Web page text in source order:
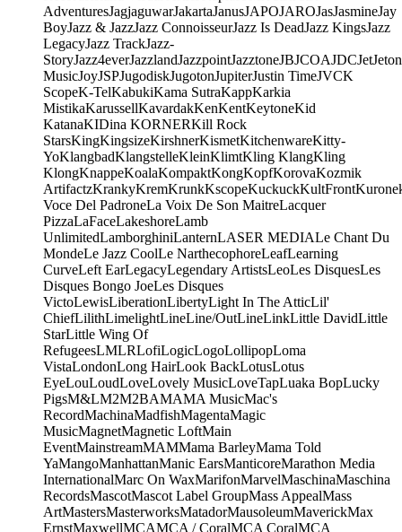
AdventuresJagjaguwarJakartaJanusJAPOJAROJasJasmineJay
BoyJazz & JazzJazz ConnoisseurJazz Is DeadJazz KingsJazz
LegacyJazz TrackJazz-
StoryJazz4everJazzlandJazzpointJazztoneJBJCOAJDCJetJeton
MusicJoyJSPJugodiskJugotonJupiterJustin TimeJVCK
ScopeK-TelKabukiKama SutraKappKarkia
MistikaKarussellKavardakKenKentKeytoneKid
KatanaKIDina KORNERKill Rock
StarsKingKingsizeKirshnerKismetKitchenwareKitty-
YoKlangbadKlangstelleKleinKlimtKling KlangKling
KlongKnappeKoalaKompaktKongKopfKorovaKozmik
ArtifactzKrankyKremKrunkKscopeKuckuckKultFront
Voce Del PadroneLa Voix De Son MaitreLacquer
PizzaLaFaceLakeshoreLamb
UnlimitedLamborghiniLanternLASER MEDIALe Chant Du
MondeLe Jazz CoolLe NarthecophoreLeafLearning
CurveLeft EarLegacyLegendary ArtistsLeoLes DisquesLes
Disques Bongo JoeLes Disques
VictoLewisLiberationLibertyLight In The AtticLil'
ChiefLilithLimelightLineLine/OutLineLinkLittle DavidLittle
StarLittle Wing Of
RefugeesLMLRLofiLogicLogoLollipopLoma
VistaLondonLong HairLook BackLotusLotus
EyeLouLoudLoveLovely MusicLoveTapLuaka BopLucky
PigsM&LM2M2BAMAMA MusicMac's
RecordMachinaMadfishMagentaMagic
MusicMagnetMagnetic LoftMain
EventMainstreamMAMMama BarleyMama Told
YaMangoManhattanManic EarsManticoreMarathon Media
InternationalMarc On WaxMarifonMarvelMaschinaMaschina
RecordsMascotMascot Label GroupMass AppealMass
ArtMastersMasterworksMatadorMausoleumMaverickMax
ErnstMaxwellMCAMCA / CoralMCA CoralMCA